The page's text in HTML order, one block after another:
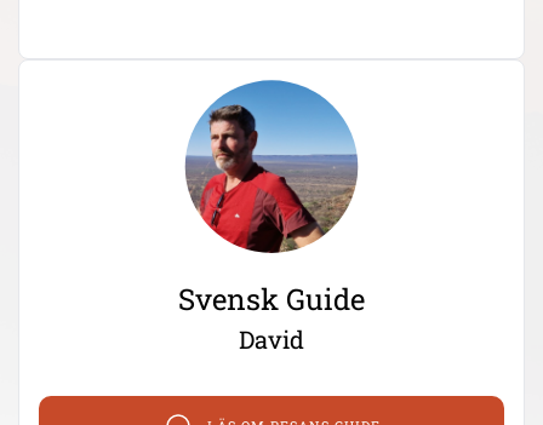
Svensk Guide
David